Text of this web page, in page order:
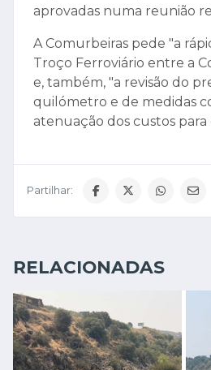
aprovadas numa reunião
A Comurbeiras pede "a
Troço Ferroviário entre a
e, também, "a revisão do
quilómetro e de medidas
atenuação dos custos para
Partilhar:
RELACIONADAS